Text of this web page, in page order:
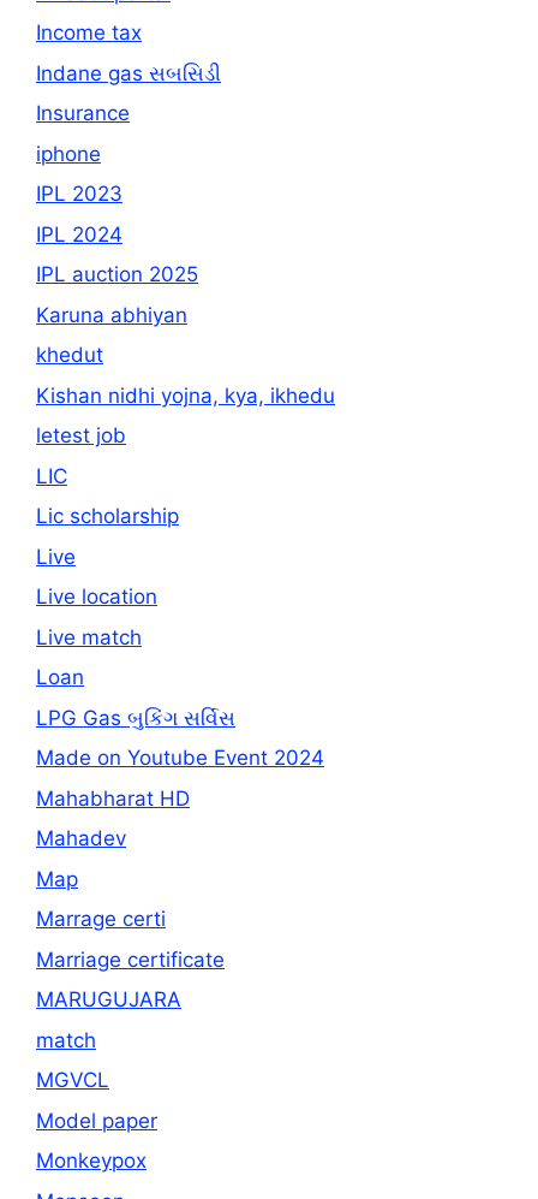
Income tax
Indane gas સબસિડી
Insurance
iphone
IPL 2023
IPL 2024
IPL auction 2025
Karuna abhiyan
khedut
Kishan nidhi yojna, kya, ikhedu
letest job
LIC
Lic scholarship
Live
Live location
Live match
Loan
LPG Gas બુકિંગ સર્વિસ
Made on Youtube Event 2024
Mahabharat HD
Mahadev
Map
Marrage certi
Marriage certificate
MARUGUJARA
match
MGVCL
Model paper
Monkeypox